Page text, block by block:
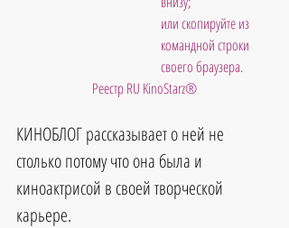
или скопируйте из
командной строки
своего браузера.
Реестр RU KinoStarz®
КИНОБЛОГ рассказывает о ней не
столько потому что она была и
киноактрисой в своей творческой
карьере.